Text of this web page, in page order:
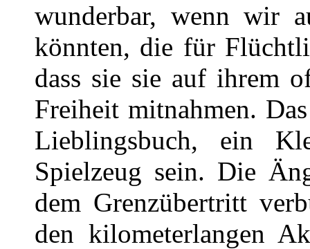
wunderbar, wenn wir
könnten, die für
dass sie sie auf ihrem
Freiheit mitnahmen.
Lieblingsbuch, ein
Spielzeug sein. Die
dem Grenzübertritt
den kilometerlangen